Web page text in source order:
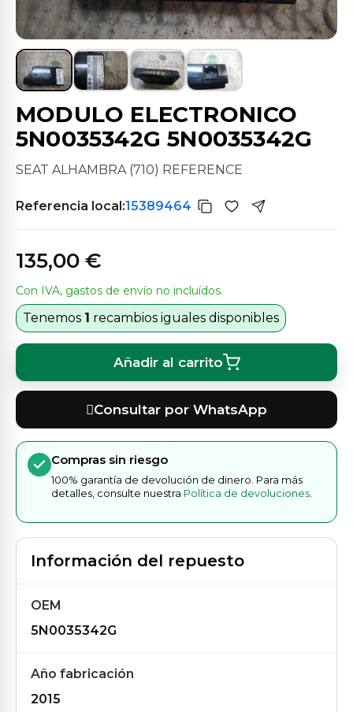
MODULO ELECTRONICO
5N0035342G 5N0035342G
SEAT ALHAMBRA (710) REFERENCE
Referencia local:15389464
135,00 €
Con IVA, gastos de envío no incluídos.
Tenemos 1 recambios iguales disponibles
Añadir al carrito
Consultar por WhatsApp
Compras sin riesgo
100% garantía de devolución de dinero. Para más
detalles, consulte nuestra Política de devoluciones
Información del repuesto
OEM
5N0035342G
Año fabricación
2015